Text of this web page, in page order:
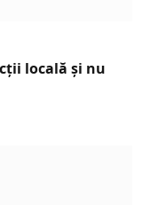
locală și nu